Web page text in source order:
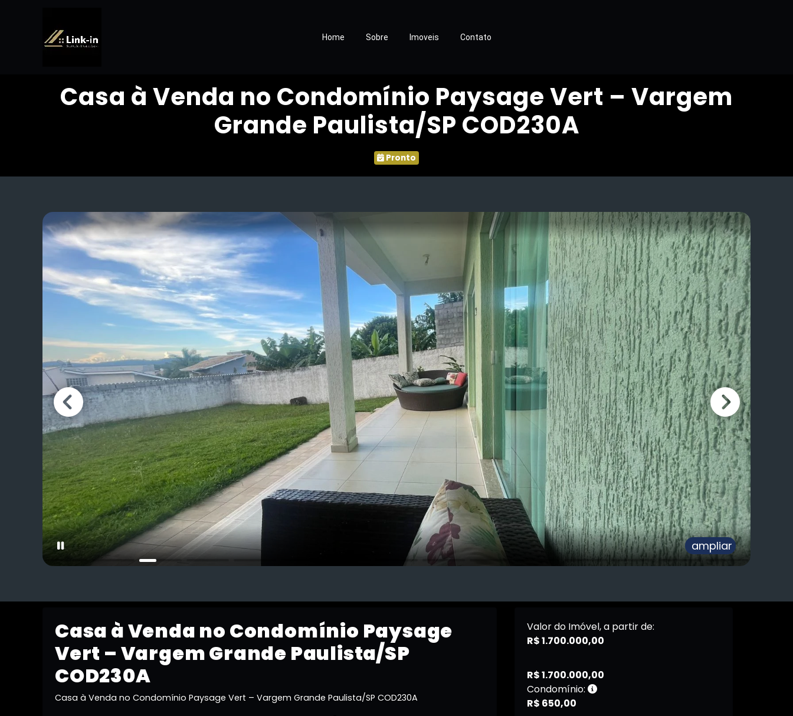
Home Sobre Imoveis Contato
Casa à Venda no Condomínio Paysage Vert – Vargem
Grande Paulista/SP COD230A
Pronto
ampliar
Casa à Venda no Condomínio Paysage
Vert – Vargem Grande Paulista/SP
COD230A
Casa à Venda no Condomínio Paysage Vert – Vargem Grande Paulista/SP COD230A
Valor do Imóvel, a partir de:
R$ 1.700.000,00
R$ 1.700.000,00
Condomínio:
R$ 650,00